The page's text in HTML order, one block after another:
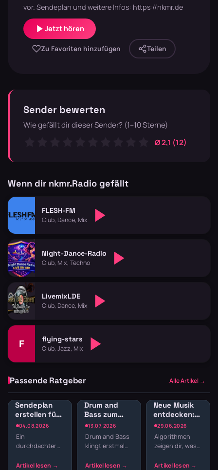
vor. Sendeplan und weitere Infos: https://nkmr.de
Jetzt hören
Zu Favoriten hinzufügen Teilen
Sender bewerten
Wie gefällt dir dieser Sender? (1–10 Sterne)
Ø 2,1 (12)
Wenn dir nkmr.Radio gefällt
FLESH-FM
Club, Dance, Mix
Night-Dance-Radio
Club, Mix, Techno
LivemixLDE
Club, Dance, Mix
F flying-stars
Club, Jazz, Mix
Passende Ratgeber Alle Artikel →
04.08.2026
Sendeplan
erstellen fürs
Webradio:
Struktur
statt
Ein
durchdachter
macht den
13.07.2026
Drum and
Bass zum
Lernen:
Konzentration
durch
schnelle
Drum and Bass
klingt erstmal
nicht nach
29.06.2026
Neue Musik
entdecken:
Radio-
Sender für
Musikentdecker
Algorithmen
zeigen dir, was
kennst.